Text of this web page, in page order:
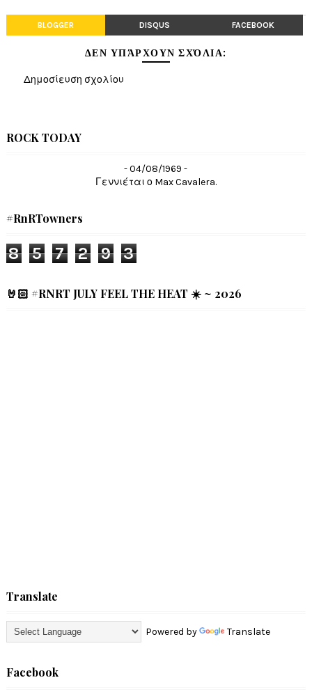
BLOGGER DISQUS FACEBOOK
ΔΕΝ ΥΠΆΡΧΟΥΝ ΣΧΌΛΙΑ:
Δημοσίευση σχολίου
ROCK TODAY
- 04/08/1969 -
Γεννιέται ο Max Cavalera.
#RnRTowners
8 5 7 2 9 3
🤘🏻 #RNRT JULY FEEL THE HEAT ☀️ ~ 2026
Translate
Powered by Translate
Facebook